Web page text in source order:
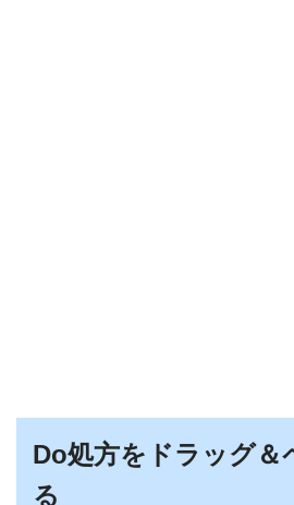
Do処方をドラッグ＆
る